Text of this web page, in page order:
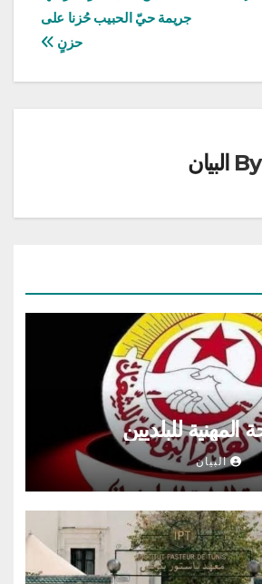
جريمة حيّ الحبيب حُزنا على
حزنٍ
By البيان
المهنية للبلديين
البيان